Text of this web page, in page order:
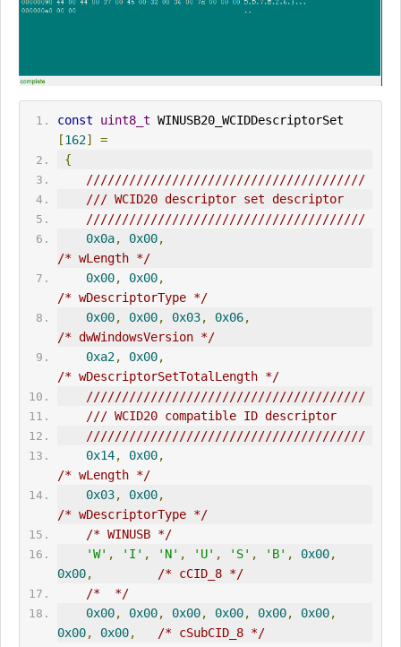
const uint8_t
[162]
=
{
///////////////////////////////////////
/// WCID20 descriptor set descriptor
///////////////////////////////////////
0x0a, 0x00,
/* wLength */
0x00, 0x00,
/* wDescriptorType */
0x00, 0x00, 0x03, 0x06,
/* dwWindowsVersion */
0xa2, 0x00,
/* wDescriptorSetTotalLength */
///////////////////////////////////////
/// WCID20 compatible ID descriptor
///////////////////////////////////////
0x14, 0x00,
/* wLength */
0x03, 0x00,
/* wDescriptorType */
/* WINUSB */
'W' , 'I' , 'N' , 'U' , 'S' , 'B' , 0x00,
0x00,
/* cCID_8 */
/*  */
0x00, 0x00, 0x00, 0x00, 0x00, 0x00,
0x00, 0x00,
/* cSubCID_8 */